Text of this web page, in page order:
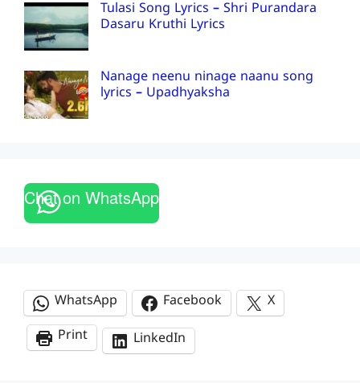
Tulasi Song Lyrics – Shri Purandara
Dasaru Kruthi Lyrics
Nanage neenu ninage naanu song
lyrics – Upadhyaksha
Chat on WhatsApp
WhatsApp Facebook
X
Print
LinkedIn